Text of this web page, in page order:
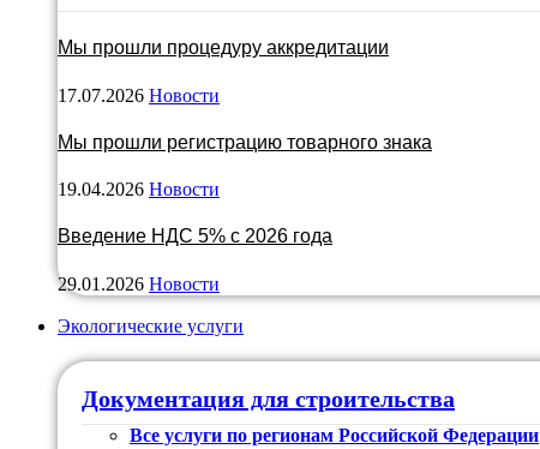
Мы прошли процедуру аккредитации
17.07.2026 Новости
Мы прошли регистрацию товарного знака
19.04.2026 Новости
Введение НДС 5% с 2026 года
29.01.2026 Новости
Экологические услуги
Документация для строительства
Все услуги по регионам Российской Федерации